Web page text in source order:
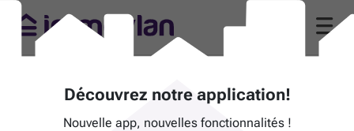
Découvrez notre application!
Nouvelle app, nouvelles fonctionnalités !